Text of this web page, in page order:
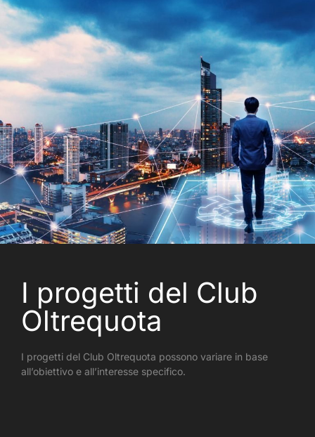
I progetti del Club
Oltrequota
I progetti del Club Oltrequota possono variare in base
all’obiettivo e all’interesse specifico.